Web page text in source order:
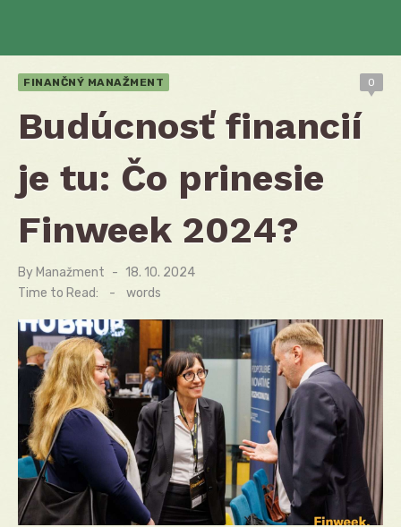
FINANČNÝ MANAŽMENT 0
Budúcnosť financií
je tu: Čo prinesie
Finweek 2024?
By Manažment
Posted
on
18. 10. 2024
Time to Read:
- words